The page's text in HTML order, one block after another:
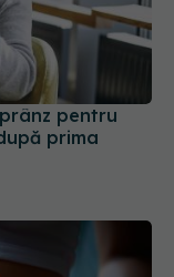
pentru
prima